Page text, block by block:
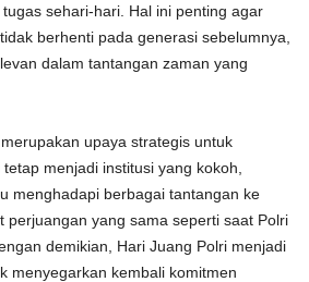
sehari-hari. Hal ini penting agar
berhenti pada generasi sebelumnya,
dalam tantangan zaman yang
upaya strategis untuk
menjadi institusi yang kokoh,
menghadapi berbagai tantangan ke
perjuangan yang sama seperti saat Polri
demikian, Hari Juang Polri menjadi
menyegarkan kembali komitmen